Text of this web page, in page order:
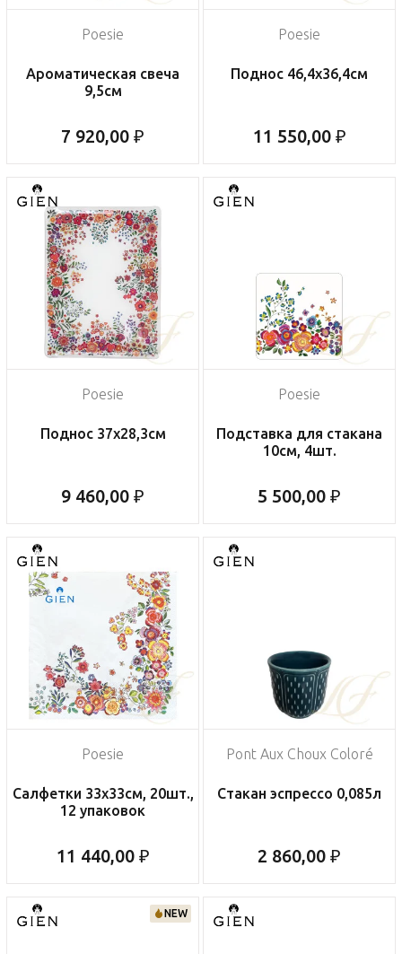
Poesie
Ароматическая свеча
9,5см
7 920,00 ₽
Poesie
Поднос 46,4х36,4см
11 550,00 ₽
Poesie
Поднос 37х28,3см
9 460,00 ₽
Poesie
Подставка для стакана
10см, 4шт.
5 500,00 ₽
Poesie
Салфетки 33х33см, 20шт.,
12 упаковок
11 440,00 ₽
Pont Aux Choux Coloré
Стакан эспрессо 0,085л
2 860,00 ₽
NEW